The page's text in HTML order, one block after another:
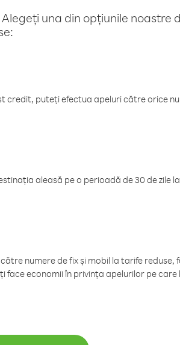
una din opțiunile noastre
credit, puteți efectua apeluri către orice
aleasă pe o perioadă de 30 de zile
numere de fix și mobil la tarife reduse,
face economii în privința apelurilor pe